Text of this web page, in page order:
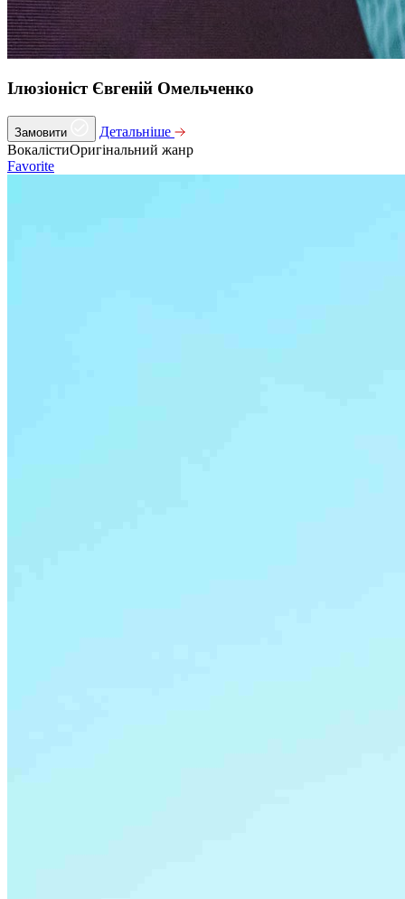
Ілюзіоніст Євгеній Омельченко
Замовити
Детальніше
ВокалістиОригінальний жанр
Favorite